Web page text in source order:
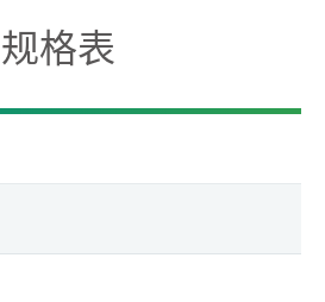
规格表